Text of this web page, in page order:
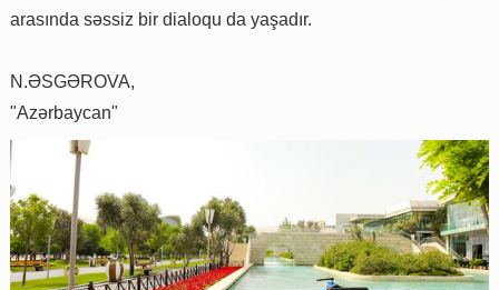
arasında səssiz bir dialoqu da yaşadır.
N.ƏSGƏROVA,
"Azərbaycan"